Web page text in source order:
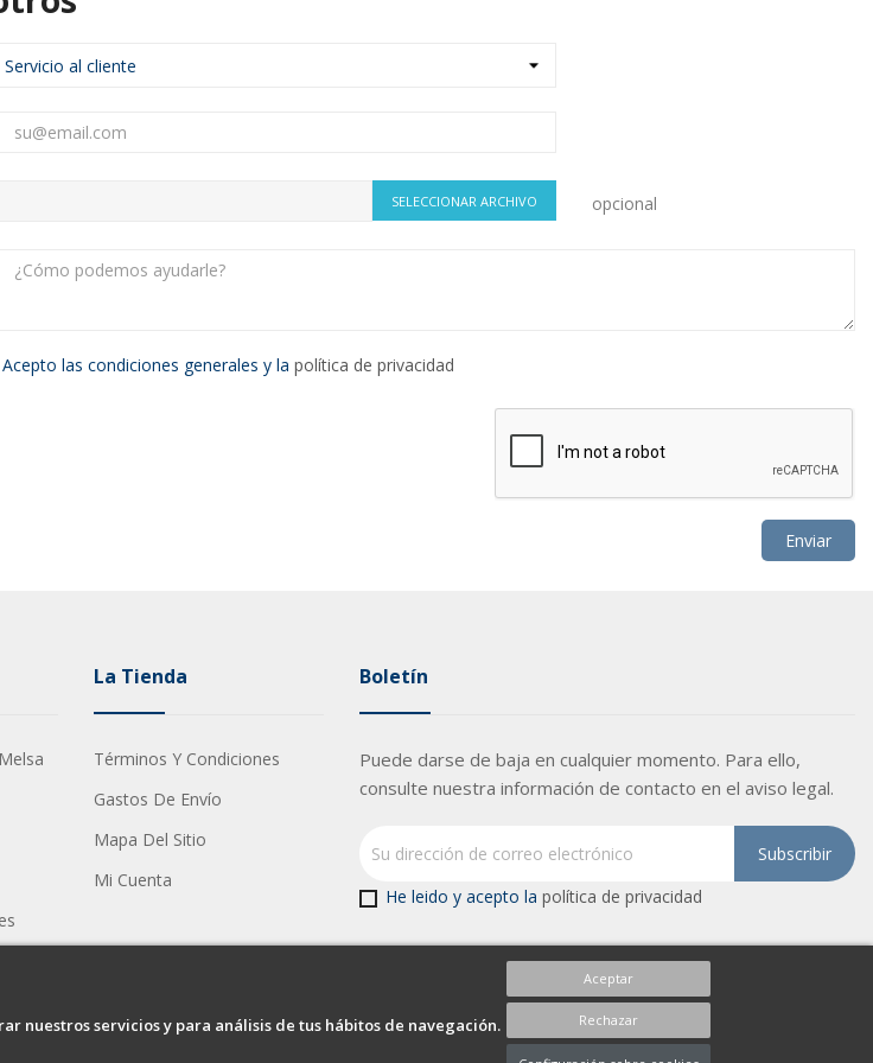
nuestros servicios y para análisis de tus hábitos de navegación.
Aceptar
Rechazar
SELECCIONAR ARCHIVO opcional
Acepto las condiciones generales y la política de privacidad
La Tienda
Términos Y Condiciones
Gastos De Envío
Mapa Del Sitio
Mi Cuenta
Boletín
Puede darse de baja en cualquier momento. Para ello,
consulte nuestra información de contacto en el aviso legal.
He leido y acepto la política de privacidad